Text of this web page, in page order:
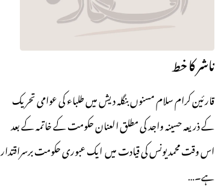
ناشر کا خط
قارئین کرام سلام مسنوں بنگلہ دیش میں طلباء کی عوامی تحریک
کے ذریعہ حسینہ واجد کی مطلق العنان حکومت کے خاتمہ کے بعد
اس وقت محمد یونس کی قیادت میں ایک عبوری حکومت برسراقتدار
ہے۔…